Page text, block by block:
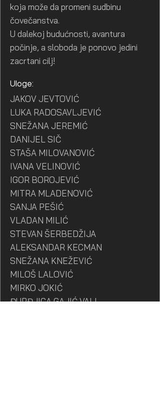
koja može da promeni sudbinu
čovečanstva.
U dalekoj budućnosti, avantura
počinje, a sloboda je ponovo jedini
zacrtani cilj!
Uloge:
JAKOV JEVTOVIĆ
LUKA RADOSAVLJEVIĆ
SNEŽANA JEREMIĆ
DANIJEL SIČ
STAŠA MILOVANOVIĆ
IVANA VELINOVIĆ
IGOR BOROJEVIĆ
MITRA MLADENOVIĆ
SANJA PEŠIĆ
VLADAN MILIĆ
STEVAN ŠERBEDŽIJA
ALEKSANDAR KECMAN
SNEŽANA KNEŽEVIĆ
MILOŠ LALOVIĆ
MIRKO JOKIĆ
ĐURĐJICA GAJIĆ VALI